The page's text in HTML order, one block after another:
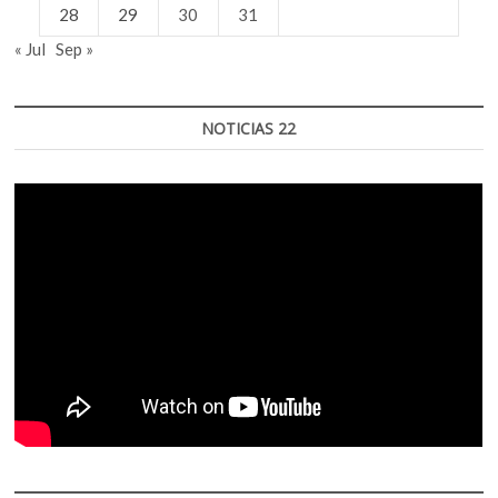
28 29 30
31
« Jul Sep »
NOTICIAS 22